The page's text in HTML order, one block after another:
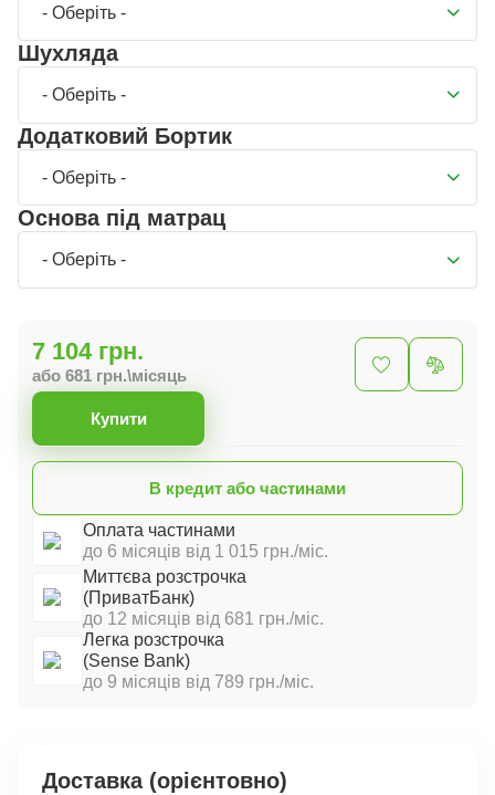
- Оберіть -
Шухляда
- Оберіть -
Додатковий Бортик
- Оберіть -
Основа під матрац
- Оберіть -
7 104 грн.
або 681 грн.\місяць
Купити
Оплата частинами
до 6 місяців від 1 015 грн./міс.
Миттєва розстрочка
(ПриватБанк)
до 12 місяців від 681 грн./міс.
Легка розстрочка
(Sense Bank)
до 9 місяців від 789 грн./міс.
В кредит або частинами
Доставка (орієнтовно)